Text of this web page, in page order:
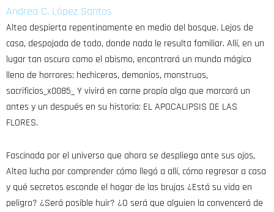
Andrea C. López Santos
Altea despierta repentinamente en medio del bosque. Lejos de
casa, despojada de todo, donde nada le resulta familiar. Allí, en un
lugar tan oscuro como el abismo, encontrará un mundo mágico
lleno de horrores: hechiceras, demonios, monstruos,
sacrificios_x0085_ Y vivirá en carne propia algo que marcará un
antes y un después en su historia: EL APOCALIPSIS DE LAS
FLORES.
Fascinada por el universo que ahora se despliega ante sus ojos,
Altea lucha por comprender cómo llegó a allí, cómo regresar a casa
y qué secretos esconde el hogar de las brujas ¿Está su vida en
peligro? ¿Será posible huir? ¿O será que alguien la convencerá de